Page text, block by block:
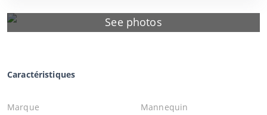
See photos
Caractéristiques
Marque
Mannequin